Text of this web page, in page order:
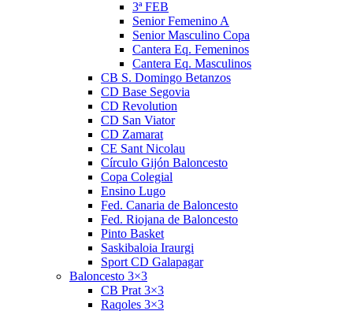
3ª FEB
Senior Femenino A
Senior Masculino Copa
Cantera Eq. Femeninos
Cantera Eq. Masculinos
CB S. Domingo Betanzos
CD Base Segovia
CD Revolution
CD San Viator
CD Zamarat
CE Sant Nicolau
Círculo Gijón Baloncesto
Copa Colegial
Ensino Lugo
Fed. Canaria de Baloncesto
Fed. Riojana de Baloncesto
Pinto Basket
Saskibaloia Iraurgi
Sport CD Galapagar
Baloncesto 3×3
CB Prat 3×3
Raqoles 3×3